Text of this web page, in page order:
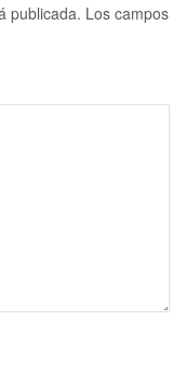
publicada. Los campos